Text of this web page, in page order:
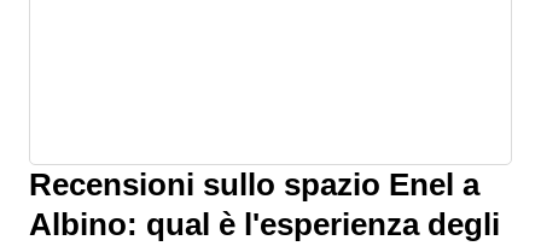
Recensioni sullo spazio Enel a
Albino: qual è l'esperienza degli